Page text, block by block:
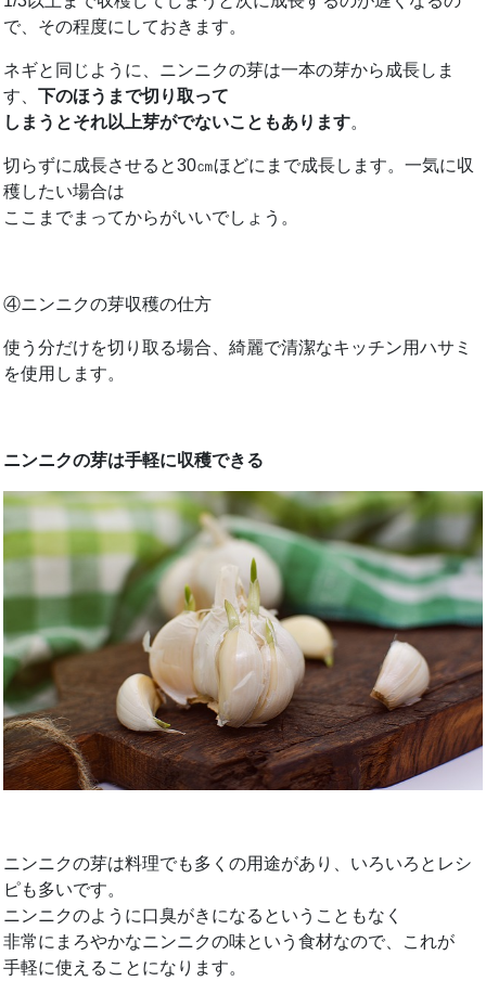
で、その程度にしておきます。
ネギと同じように、ニンニクの芽は一本の芽から成長しま
す、 下のほうまで切り取って
しまうとそれ以上芽がでないこともあります。
切らずに成長させると30㎝ほどにまで成長します。一気に収
穫したい場合は
ここまでまってからがいいでしょう。
④ニンニクの芽収穫の仕方
使う分だけを切り取る場合、綺麗で清潔なキッチン用ハサミ
を使用します。
ニンニクの芽は手軽に収穫できる
ニンニクの芽は料理でも多くの用途があり、いろいろとレシ
ピも多いです。
ニンニクのように口臭がきになるということもなく
非常にまろやかなニンニクの味という食材なので、これが
手軽に使えることになります。